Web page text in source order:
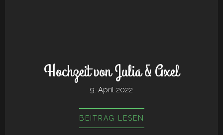
Hochzeit von Julia & Axel
9. April 2022
BEITRAG LESEN